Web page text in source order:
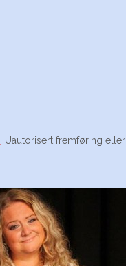
. Uautorisert fremføring eller